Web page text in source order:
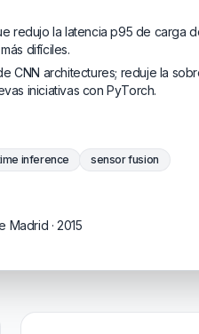
redujo la latencia p95 de carga
difíciles.
CNN architectures; reduje la
iniciativas con PyTorch.
inference sensor fusion
Madrid · 2015